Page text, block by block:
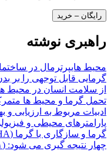
رایگان – خرید
راهبری نوشته
محیط هایپرترمال در
گرمایی قابل توجهی را بر
از سلامت انسان در محیط
تحمل گرما و محیط ها
ادبیات مربوط به ارزیابی
پارامترهای محیطی و